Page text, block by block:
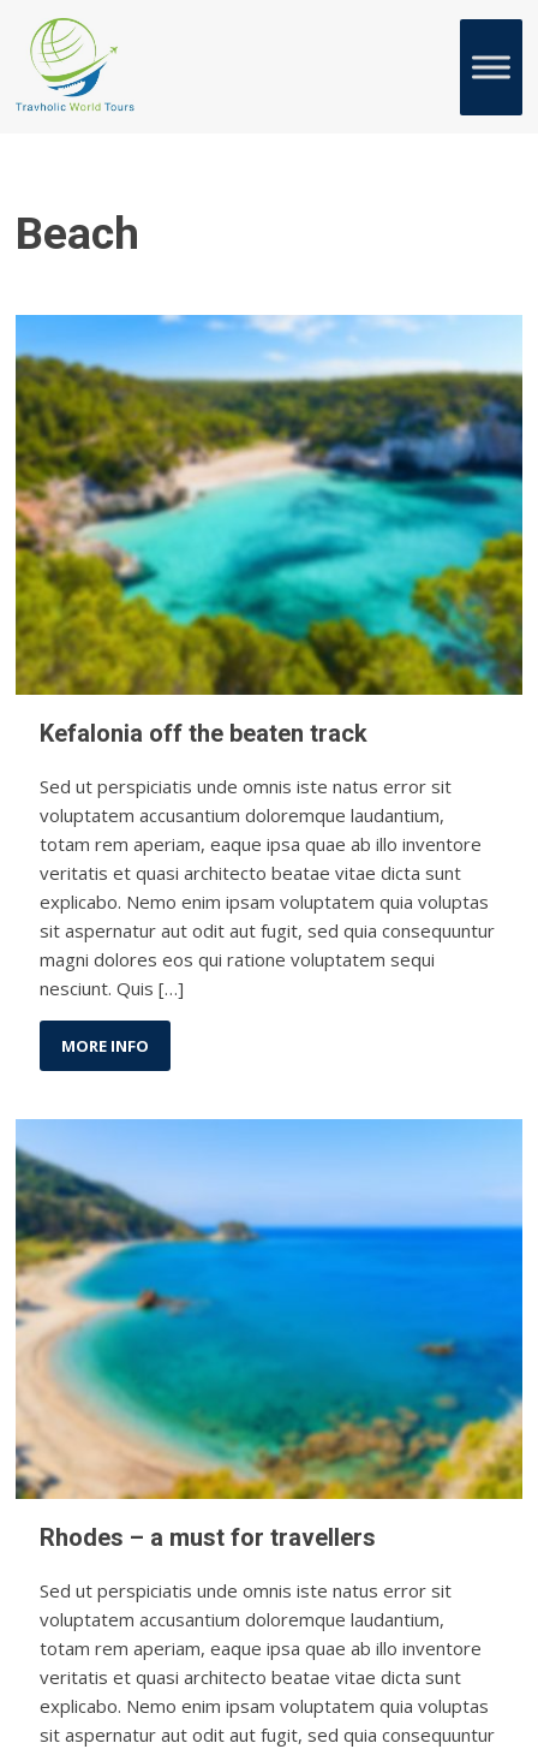
Beach
Kefalonia off the beaten track
Sed ut perspiciatis unde omnis iste natus error sit
voluptatem accusantium doloremque laudantium,
totam rem aperiam, eaque ipsa quae ab illo inventore
veritatis et quasi architecto beatae vitae dicta sunt
explicabo. Nemo enim ipsam voluptatem quia voluptas
sit aspernatur aut odit aut fugit, sed quia consequuntur
magni dolores eos qui ratione voluptatem sequi
nesciunt. Quis […]
MORE INFO
Rhodes – a must for travellers
Sed ut perspiciatis unde omnis iste natus error sit
voluptatem accusantium doloremque laudantium,
totam rem aperiam, eaque ipsa quae ab illo inventore
veritatis et quasi architecto beatae vitae dicta sunt
explicabo. Nemo enim ipsam voluptatem quia voluptas
sit aspernatur aut odit aut fugit, sed quia consequuntur